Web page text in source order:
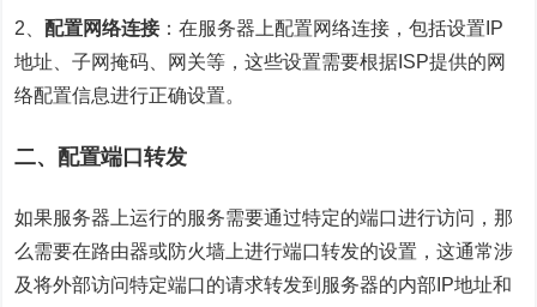
2、配置网络连接：在服务器上配置网络连接，包括设置IP
地址、子网掩码、网关等，这些设置需要根据ISP提供的网
络配置信息进行正确设置。
二、配置端口转发
如果服务器上运行的服务需要通过特定的端口进行访问，那
么需要在路由器或防火墙上进行端口转发的设置，这通常涉
及将外部访问特定端口的请求转发到服务器的内部IP地址和